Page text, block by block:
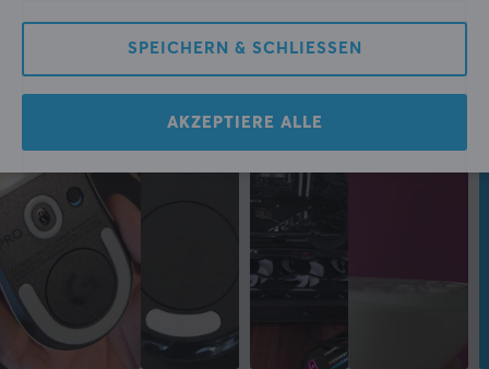
SPEICHERN & SCHLIESSEN
AKZEPTIERE ALLE